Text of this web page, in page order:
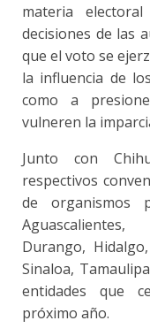
materia
decisiones de las
que el voto se
la influencia de
como a
vulneren la
Junto con
respectivos
de organismos
Durango,
Sinaloa,
entidades que
próximo año.